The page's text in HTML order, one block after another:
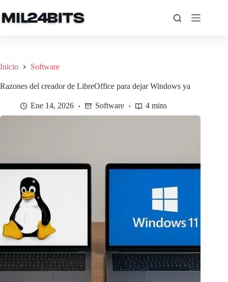
al
contenido
Inicio Software
Razones del creador de LibreOffice para dejar Windows ya
Ene 14, 2026 Software 4 mins